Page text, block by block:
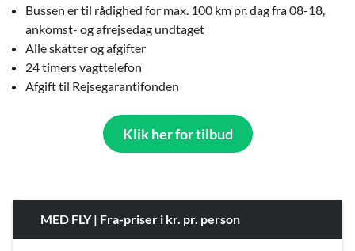
Bussen er til rådighed for max. 100 km pr. dag fra 08-18,
ankomst- og afrejsedag undtaget
Alle skatter og afgifter
24 timers vagttelefon
Afgift til Rejsegarantifonden
Klik her for tilbud
MED FLY | Fra-priser i kr. pr. person